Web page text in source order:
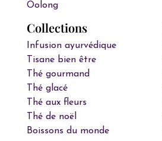
Oolong
Collections
Infusion ayurvédique
Tisane bien être
Thé gourmand
Thé glacé
Thé aux fleurs
Thé de noël
Boissons du monde